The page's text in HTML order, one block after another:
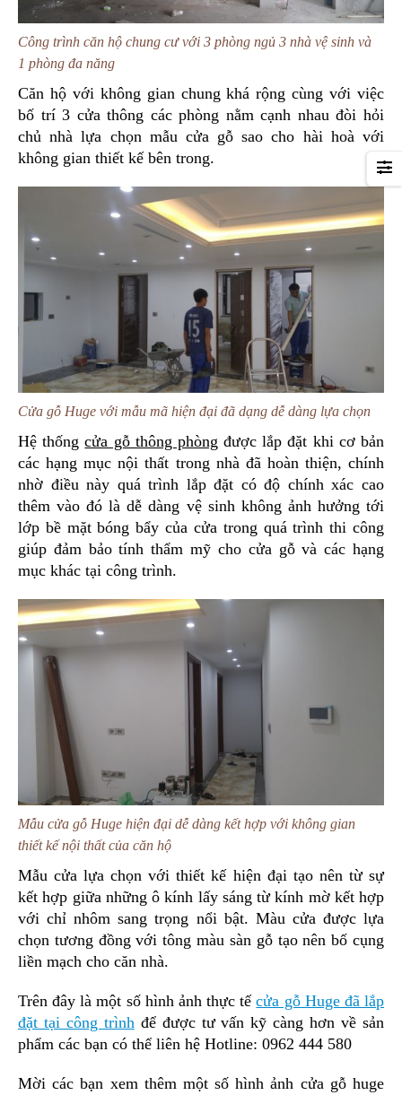
Công trình căn hộ chung cư với 3 phòng ngủ 3 nhà vệ sinh và
1 phòng đa năng
Căn hộ với không gian chung khá rộng cùng với việc
bố trí 3 cửa thông các phòng nằm cạnh nhau đòi hỏi
chủ nhà lựa chọn mẫu cửa gỗ sao cho hài hoà với
không gian thiết kế bên trong.
Cửa gỗ Huge với mẫu mã hiện đại đã dạng dễ dàng lựa chọn
Hệ thốngcửa gỗ thông phòng được lắp đặt khi cơ bản
các hạng mục nội thất trong nhà đã hoàn thiện, chính
nhờ điều này quá trình lắp đặt có độ chính xác cao
thêm vào đó là dễ dàng vệ sinh không ảnh hưởng tới
lớp bề mặt bóng bẩy của cửa trong quá trình thi công
giúp đảm bảo tính thẩm mỹ cho cửa gỗ và các hạng
mục khác tại công trình.
Mẫu cửa gỗ Huge hiện đại dễ dàng kết hợp với không gian
thiết kế nội thất của căn hộ
Mẫu cửa lựa chọn với thiết kế hiện đại tạo nên từ sự
kết hợp giữa những ô kính lấy sáng từ kính mờ kết hợp
với chỉ nhôm sang trọng nổi bật. Màu cửa được lựa
chọn tương đồng với tông màu sàn gỗ tạo nên bố cụng
liền mạch cho căn nhà.
Trên đây là một số hình ảnh thực tếcửa gỗ Huge đã lắp
đặt tại công trình để được tư vấn kỹ càng hơn về sản
phẩm các bạn có thể liên hệ Hotline: 0962 444 580
Mời các bạn xem thêm một số hình ảnh cửa gỗ huge